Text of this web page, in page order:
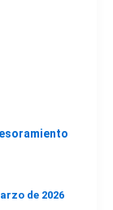
de 2026